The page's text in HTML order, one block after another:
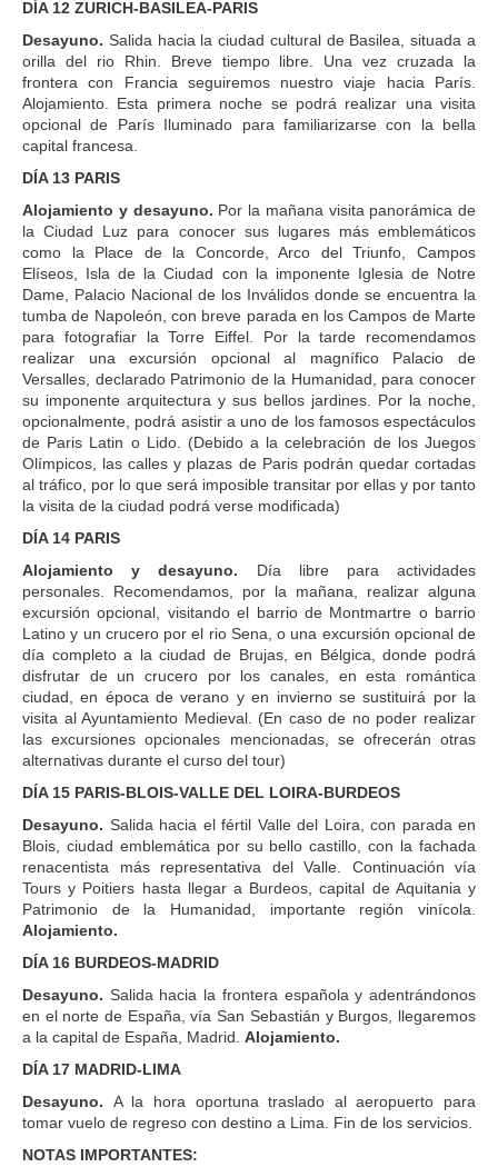
DÍA 12 ZURICH-BASILEA-PARIS
Desayuno. Salida hacia la ciudad cultural de Basilea, situada a
orilla del rio Rhin. Breve tiempo libre. Una vez cruzada la
frontera con Francia seguiremos nuestro viaje hacia París.
Alojamiento. Esta primera noche se podrá realizar una visita
opcional de París Iluminado para familiarizarse con la bella
capital francesa.
DÍA 13 PARIS
Alojamiento y desayuno. Por la mañana visita panorámica de
la Ciudad Luz para conocer sus lugares más emblemáticos
como la Place de la Concorde, Arco del Triunfo, Campos
Elíseos, Isla de la Ciudad con la imponente Iglesia de Notre
Dame, Palacio Nacional de los Inválidos donde se encuentra la
tumba de Napoleón, con breve parada en los Campos de Marte
para fotografiar la Torre Eiffel. Por la tarde recomendamos
realizar una excursión opcional al magnífico Palacio de
Versalles, declarado Patrimonio de la Humanidad, para conocer
su imponente arquitectura y sus bellos jardines. Por la noche,
opcionalmente, podrá asistir a uno de los famosos espectáculos
de Paris Latin o Lido. (Debido a la celebración de los Juegos
Olímpicos, las calles y plazas de Paris podrán quedar cortadas
al tráfico, por lo que será imposible transitar por ellas y por tanto
la visita de la ciudad podrá verse modificada)
DÍA 14 PARIS
Alojamiento y desayuno. Día libre para actividades
personales. Recomendamos, por la mañana, realizar alguna
excursión opcional, visitando el barrio de Montmartre o barrio
Latino y un crucero por el rio Sena, o una excursión opcional de
día completo a la ciudad de Brujas, en Bélgica, donde podrá
disfrutar de un crucero por los canales, en esta romántica
ciudad, en época de verano y en invierno se sustituirá por la
visita al Ayuntamiento Medieval. (En caso de no poder realizar
las excursiones opcionales mencionadas, se ofrecerán otras
alternativas durante el curso del tour)
DÍA 15 PARIS-BLOIS-VALLE DEL LOIRA-BURDEOS
Desayuno. Salida hacia el fértil Valle del Loira, con parada en
Blois, ciudad emblemática por su bello castillo, con la fachada
renacentista más representativa del Valle. Continuación vía
Tours y Poitiers hasta llegar a Burdeos, capital de Aquitania y
Patrimonio de la Humanidad, importante región vinícola.
Alojamiento.
DÍA 16 BURDEOS-MADRID
Desayuno. Salida hacia la frontera española y adentrándonos
en el norte de España, vía San Sebastián y Burgos, llegaremos
a la capital de España, Madrid. Alojamiento.
DÍA 17 MADRID-LIMA
Desayuno. A la hora oportuna traslado al aeropuerto para
tomar vuelo de regreso con destino a Lima. Fin de los servicios.
NOTAS IMPORTANTES: